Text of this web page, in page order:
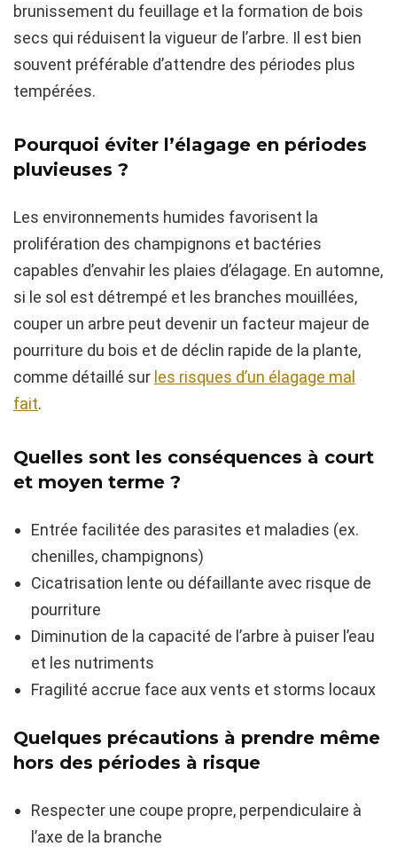
brunissement du feuillage et la formation de bois
secs qui réduisent la vigueur de l’arbre. Il est bien
souvent préférable d’attendre des périodes plus
tempérées.
Pourquoi éviter l’élagage en périodes
pluvieuses ?
Les environnements humides favorisent la
prolifération des champignons et bactéries
capables d’envahir les plaies d’élagage. En automne,
si le sol est détrempé et les branches mouillées,
couper un arbre peut devenir un facteur majeur de
pourriture du bois et de déclin rapide de la plante,
comme détaillé sur les risques d’un élagage mal
fait.
Quelles sont les conséquences à court
et moyen terme ?
Entrée facilitée des parasites et maladies (ex.
chenilles, champignons)
Cicatrisation lente ou défaillante avec risque de
pourriture
Diminution de la capacité de l’arbre à puiser l’eau
et les nutriments
Fragilité accrue face aux vents et storms locaux
Quelques précautions à prendre même
hors des périodes à risque
Respecter une coupe propre, perpendiculaire à
l’axe de la branche